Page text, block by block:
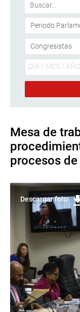
Mesa de
procesos
Descargar foto